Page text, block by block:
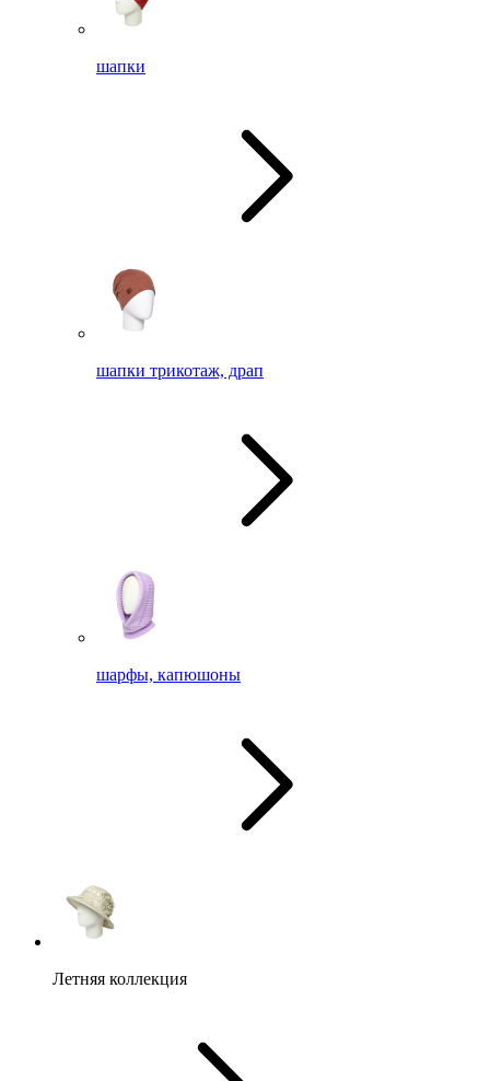
шапки
шапки трикотаж, драп
шарфы, капюшоны
Летняя коллекция